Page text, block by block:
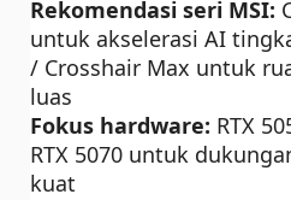
Rekomendasi seri MSI:
untuk akselerasi AI
/ Crosshair Max untuk
luas
Fokus hardware: RTX
RTX 5070 untuk
kuat